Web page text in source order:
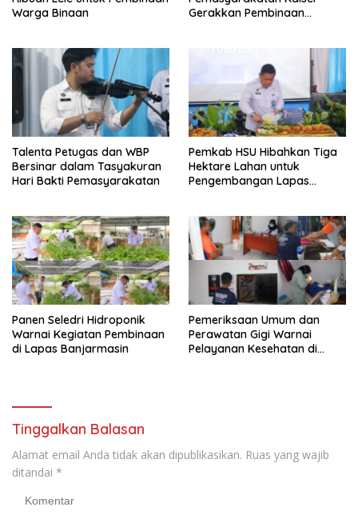
Warga Binaan
Gerakkan Pembinaan
Talenta Petugas dan WBP
Bersinar dalam Tasyakuran
Hari Bakti Pemasyarakatan
Pemkab HSU Hibahkan Tiga
Hektare Lahan untuk
Pengembangan Lapas
Panen Seledri Hidroponik
Warnai Kegiatan Pembinaan
di Lapas Banjarmasin
Pemeriksaan Umum dan
Perawatan Gigi Warnai
Pelayanan Kesehatan di
Tinggalkan Balasan
Alamat email Anda tidak akan dipublikasikan. Ruas yang wajib
ditandai *